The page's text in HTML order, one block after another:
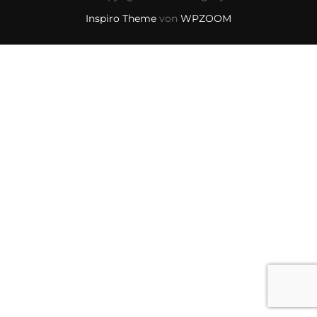
Inspiro Theme von WPZOOM